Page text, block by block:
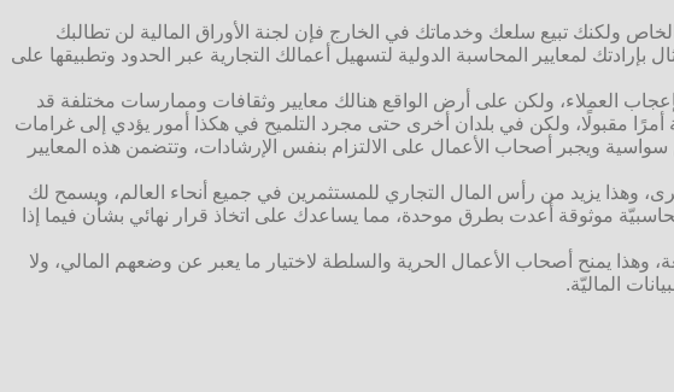
ولكنك تبيع سلعك وخدماتك في الخارج فإن لجنة الأوراق المالية لن تطالبك
بإرادتك لمعايير المحاسبة الدولية لتسهيل أعمالك التجارية عبر الحدود وتطبيقها على
العملاء، ولكن على أرض الواقع هنالك معايير وثقافات وممارسات مختلفة قد
أمرًا مقبولًا، ولكن في بلدان أخرى حتى مجرد التلميح في هكذا أمور يؤدي إلى غرامات
ويجبر أصحاب الأعمال على الالتزام بنفس الإرشادات، وتتضمن هذه المعايير
وهذا يزيد من رأس المال التجاري للمستثمرين في جميع أنحاء العالم، ويسمح لك
موثوقة أُعدت بطرق موحدة، مما يساعدك على اتخاذ قرار نهائي بشأن فيما إذا
وهذا يمنح أصحاب الأعمال الحرية والسلطة لاختيار ما يعبر عن وضعهم المالي، ولا
الماليّة.